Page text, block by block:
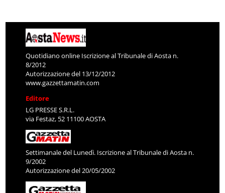
Quotidiano online Iscrizione al Tribunale di Aosta n.
8/2012
Autorizzazione del 13/12/2012
www.gazzettamatin.com
Editore
LG PRESSE S.R.L.
via Festaz, 52 11100 AOSTA
Settimanale del Lunedì. Iscrizione al Tribunale di Aosta n.
9/2002
Autorizzazione del 20/05/2002